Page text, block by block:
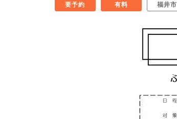
要予約 有料 福井市